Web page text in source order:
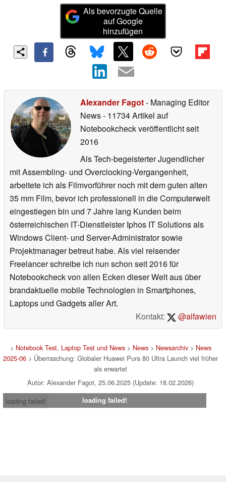
Als bevorzugte Quelle
auf Google
hinzufügen
Alexander Fagot- Managing Editor
News- 11734 Artikel auf
Notebookcheck veröffentlichtseit
2016
Als Tech-begeisterter Jugendlicher
mit Assembling- und Overclocking-Vergangenheit,
arbeitete ich als Filmvorführer noch mit dem guten alten
35 mm Film, bevor ich professionell in die Computerwelt
eingestiegen bin und 7 Jahre lang Kunden beim
österreichischen IT-Dienstleister Iphos IT Solutions als
Windows Client- und Server-Administrator sowie
Projektmanager betreut habe. Als viel reisender
Freelancer schreibe ich nun schon seit 2016 für
Notebookcheck von allen Ecken dieser Welt aus über
brandaktuelle mobile Technologien in Smartphones,
Laptops und Gadgets aller Art.
Kontakt:
@alfawien
> Notebook Test, Laptop Test und News> News> Newsarchiv> News
2025-06 > Überraschung: Globaler Huawei Pura 80 Ultra Launch viel früher
als erwartet
Autor: Alexander Fagot, 25.06.2025 (Update: 18.02.2026)
loading failed!
loading failed!